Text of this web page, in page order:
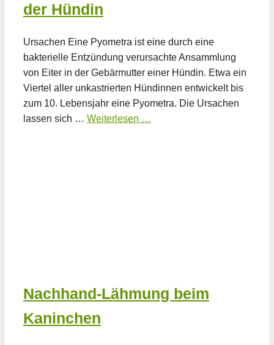
der Hündin
Ursachen Eine Pyometra ist eine durch eine
bakterielle Entzündung verursachte Ansammlung
von Eiter in der Gebärmutter einer Hündin. Etwa ein
Viertel aller unkastrierten Hündinnen entwickelt bis
zum 10. Lebensjahr eine Pyometra. Die Ursachen
lassen sich … Weiterlesen …
Nachhand-Lähmung beim
Kaninchen